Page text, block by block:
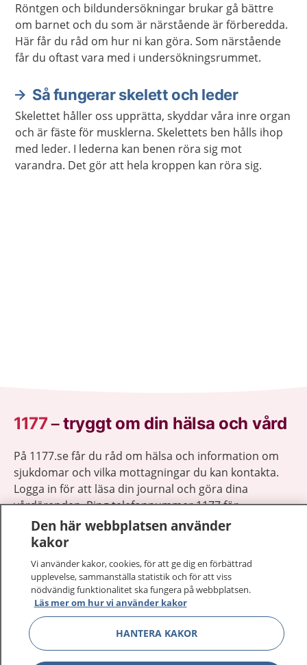
Röntgen och bildundersökningar brukar gå bättre
om barnet och du som är närstående är förberedda.
Här får du råd om hur ni kan göra. Som närstående
får du oftast vara med i undersökningsrummet.
Så fungerar skelett och leder
Skelettet håller oss upprätta, skyddar våra inre organ
och är fäste för musklerna. Skelettets ben hålls ihop
med leder. I lederna kan benen röra sig mot
varandra. Det gör att hela kroppen kan röra sig.
1177–tryggt om din hälsa och vård
På 1177.se får du råd om hälsa och information om
sjukdomar och vilka mottagningar du kan kontakta.
Logga in för att läsa din journal och göra dina
vårdärenden. Ring telefonnummer 1177 för
sjukvårdsrådgivning dygnet runt.
1177 ger dig råd när du vill må bättre.
1177 på flera språk Visa
Visa
Den här webbplatsen använder
kakor
Vi använder kakor, cookies, för att ge dig en förbättrad
upplevelse, sammanställa statistik och för att viss
nödvändig funktionalitet ska fungera på webbplatsen.
Läs mer om hur vi använder kakor
HANTERA KAKOR